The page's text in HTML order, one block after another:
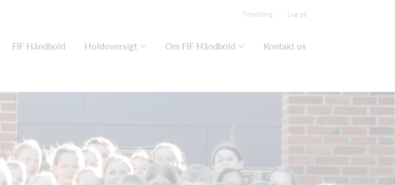
Tilmelding Log på
FIF Håndbold Holdoversigt Om FIF Håndbold Kontakt os